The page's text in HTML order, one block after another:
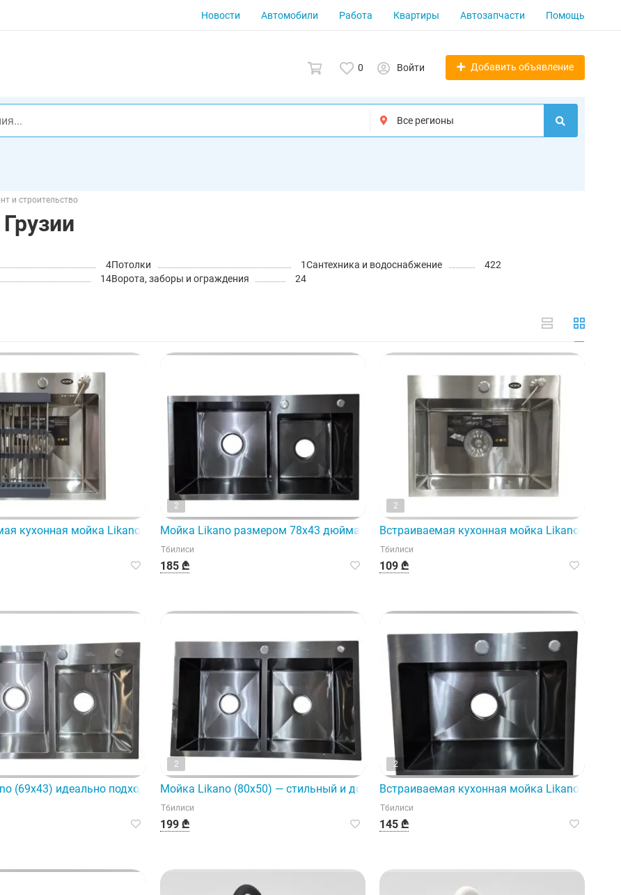
Новости Автомобили Работа Квартиры Автозапчасти Помощь
0 Войти Добавить объявление
и строительство
4Потолки 1Сантехника и водоснабжение
422
14Ворота, заборы и ограждения 24
32 кВт отличается двумя функциональными особенностями – отоплением.
кухонная мойка Likano (45x40) — идеальный выбор для любого дома.
2
Мойка Likano размером 78x43 дюйма — это стандартная встраиваемая кухонная
Тбилиси
185 ₾
2
Встраиваемая кухонная мойка Likano
Тбилиси
109 ₾
для вашей кухни.
(69x43) идеально подходит для встраиваемой установки на кухне.
2
Мойка Likano (80x50) — стильный и долговечный выбор для вашей кухни.
Тбилиси
199 ₾
2
Встраиваемая кухонная мойка Likano
Тбилиси
145 ₾